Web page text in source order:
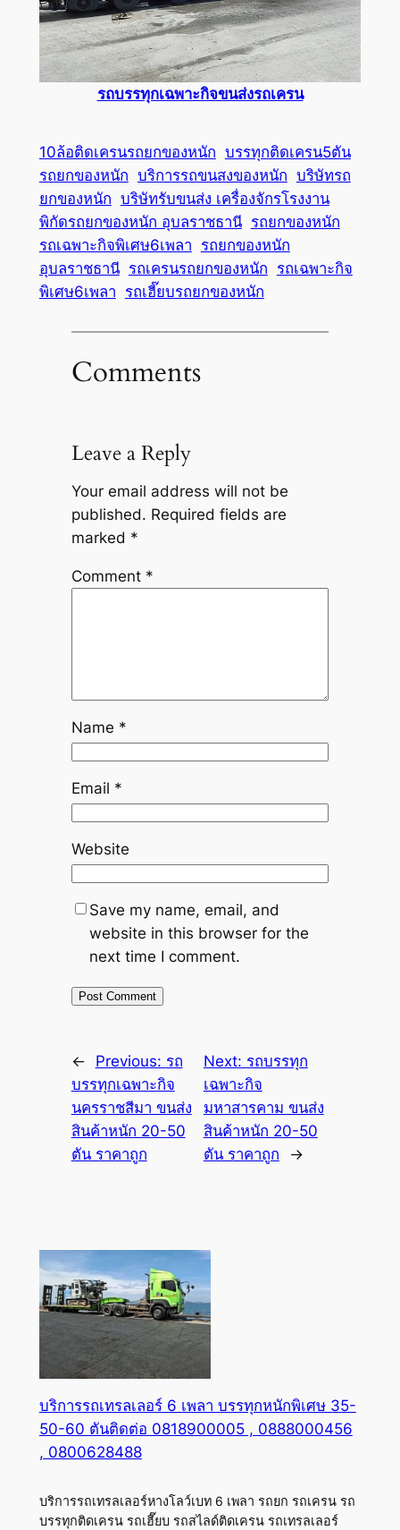
รถบรรทุกเฉพาะกิจขนส่งรถเครน
10ล้อติดเครนรถยกของหนัก บรรทุกติดเครน5ตัน
รถยกของหนัก บริการรถขนสงของหนัก บริษัทรถ
ยกของหนัก บริษัทรับขนส่ง เครื่องจักรโรงงาน
พิกัดรถยกของหนัก อุบลราชธานี รถยกของหนัก
รถเฉพาะกิจพิเศษ6เพลา รถยกของหนัก
อุบลราชธานี รถเครนรถยกของหนัก รถเฉพาะกิจ
พิเศษ6เพลา รถเฮี๊ยบรถยกของหนัก
Comments
Leave a Reply
Your email address will not be
published. Required fields are
marked *
Comment *
Name *
Email *
Website
Save my name, email, and
website in this browser for the
next time I comment.
← Previous: รถ
บรรทุกเฉพาะกิจ
นครราชสีมา ขนส่ง
สินค้าหนัก 20-50
ตัน ราคาถูก
Next: รถบรรทุก
เฉพาะกิจ
มหาสารคาม ขนส่ง
สินค้าหนัก 20-50
ตัน ราคาถูก
→
บริการรถเทรลเลอร์ 6 เพลา บรรทุกหนักพิเศษ 35-
50-60 ตันติดต่อ 0818900005 , 0888000456
, 0800628488
บริการรถเทรลเลอร์หางโลว์เบท 6 เพลา รถยก รถเครน รถ
บรรทุกติดเครน รถเฮี๊ยบ รถสไลด์ติดเครน รถเทรลเลอร์